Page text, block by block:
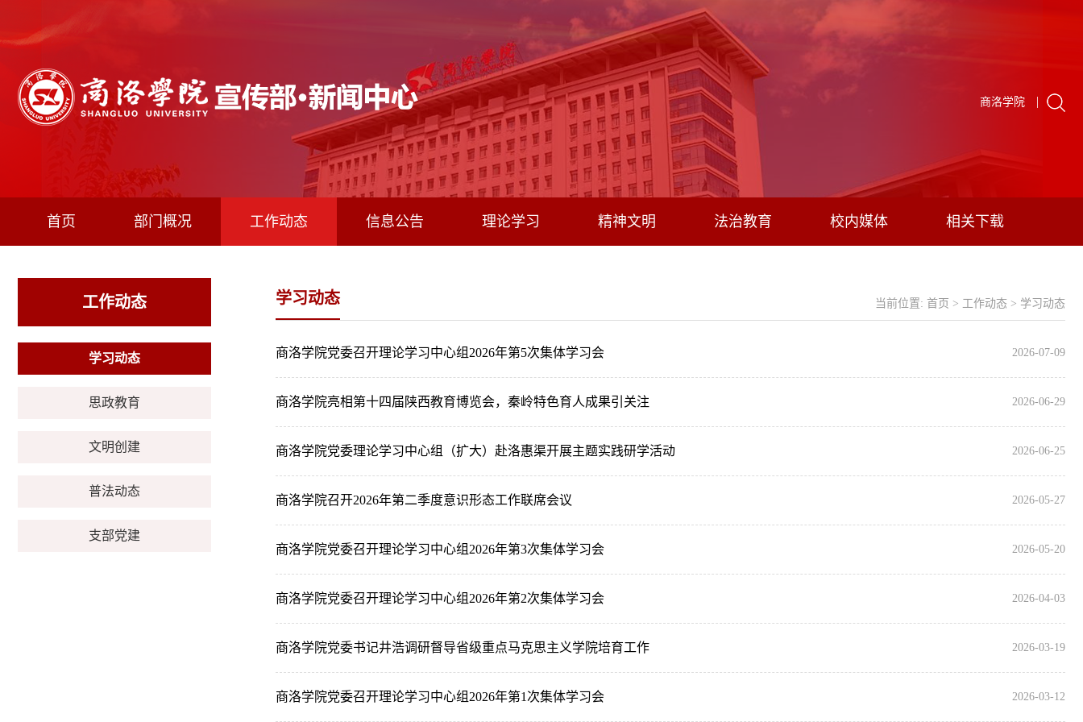
商洛学院 |
首页 部门概况 工作动态 信息公告 理论学习 精神文明 法治教育 校内媒体 相关下载
工作动态
学习动态
思政教育
文明创建
普法动态
支部党建
学习动态 当前位置: 首页 > 工作动态 > 学习动态
商洛学院党委召开理论学习中心组2026年第5次集体学习会 2026-07-09
商洛学院亮相第十四届陕西教育博览会，秦岭特色育人成果引关注 2026-06-29
商洛学院党委理论学习中心组（扩大）赴洛惠渠开展主题实践研学活动 2026-06-25
商洛学院召开2026年第二季度意识形态工作联席会议 2026-05-27
商洛学院党委召开理论学习中心组2026年第3次集体学习会 2026-05-20
商洛学院党委召开理论学习中心组2026年第2次集体学习会 2026-04-03
商洛学院党委书记井浩调研督导省级重点马克思主义学院培育工作 2026-03-19
商洛学院党委召开理论学习中心组2026年第1次集体学习会 2026-03-12